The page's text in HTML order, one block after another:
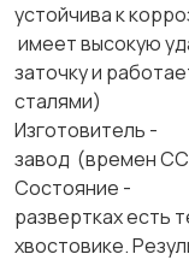
устойчива к
имеет высокую
заточку и
сталями)
Изготовитель
завод (времен
Состояние -
развертках есть
хвостовике.